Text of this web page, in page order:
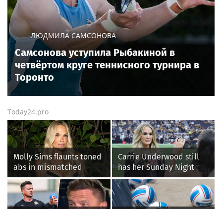
ЛЮДМИЛА САМСОНОВА
Самсонова уступила Рыбакиной в
четвёртом круге теннисного турнира в
Торонто
Today24.pro
Molly Sims flaunts toned
abs in mismatched
bikini during perfect
beach day with her kids
Carrie Underwood still
has her Sunday Night
Football fastball,
awkward Jim Harbaugh &
Baywatch Livvy Dunne!